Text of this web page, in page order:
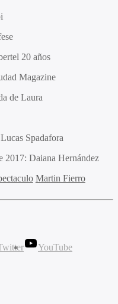
20 años
Magazine
de Laura
Spadafora
2017: Daiana Hernández
Martin Fierro
YouTube